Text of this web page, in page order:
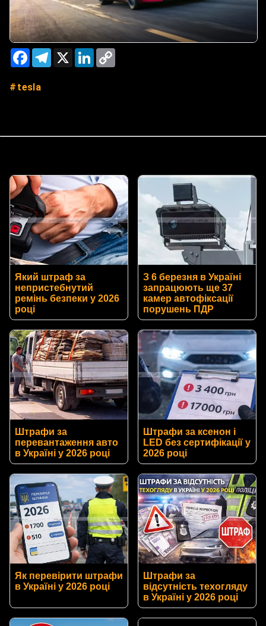
FacebookTelegram
X LinkedIn
tesla
Який штраф за
непристебнутий
ремінь безпеки у 2026
році
З 6 березня в Україні
запрацюють ще 37
камер автофіксації
порушень ПДР
Штрафи за
перевантаження авто
в Україні у 2026 році
Штрафи за ксенон і
LED без сертифікації у
2026 році
Як перевірити штрафи
в Україні у 2026 році
Штрафи за
відсутність техогляду
в Україні у 2026 році